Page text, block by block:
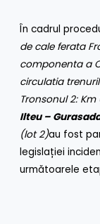
În cadrul
de cale ferata
componenta a
circulatia
Tronsonul 2:
Ilteu –
(lot 2)au fost
legislației
următoarele